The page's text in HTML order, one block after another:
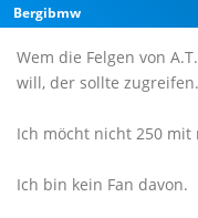
Bergibmw
Wem die Felgen von
will, der sollte zugreifen.
Ich möcht nicht 250
Ich bin kein Fan davon.